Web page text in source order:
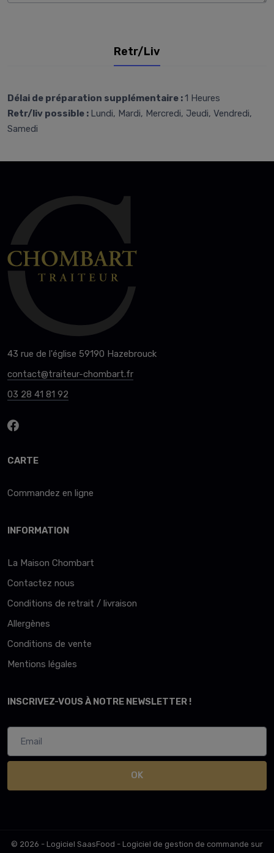
Retr/Liv
Délai de préparation supplémentaire :1 Heures
Retr/liv possible : Lundi, Mardi, Mercredi, Jeudi, Vendredi,
Samedi
43 rue de l'église 59190 Hazebrouck
contact@traiteur-chombart.fr
03 28 41 81 92
CARTE
Commandez en ligne
INFORMATION
La Maison Chombart
Contactez nous
Conditions de retrait / livraison
Allergènes
Conditions de vente
Mentions légales
INSCRIVEZ-VOUS À NOTRE NEWSLETTER !
OK
© 2026 - Logiciel SaasFood - Logiciel de gestion de commande sur